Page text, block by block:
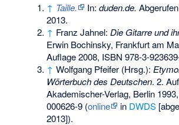
↑ Taille. In:duden.de.
2013.
↑ Franz Jahnel:Die Gitarre und
Erwin Bochinsky, Frankfurt am
Auflage 2008, ISBN 978-3-
↑ Wolfgang Pfeifer (Hrsg.):
Wörterbuch des Deutschen. 2.
Akademischer-Verlag, Berlin 1993,
000626-9 (online in DWDS
2013]).